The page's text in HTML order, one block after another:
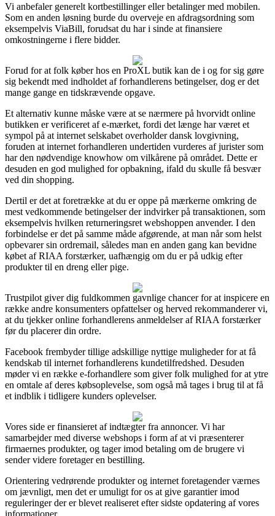
Vi anbefaler generelt kortbestillinger eller betalinger med mobilen.
Som en anden løsning burde du overveje en afdragsordning som
eksempelvis ViaBill, forudsat du har i sinde at finansiere
omkostningerne i flere bidder.
Forud for at folk køber hos en ProXL butik kan de i og for sig gøre
sig bekendt med indholdet af forhandlerens betingelser, dog er det
mange gange en tidskrævende opgave.
Et alternativ kunne måske være at se nærmere på hvorvidt online
butikken er verificeret af e-mærket, fordi det længe har været et
sympol på at internet selskabet overholder dansk lovgivning,
foruden at internet forhandleren undertiden vurderes af jurister som
har den nødvendige knowhow om vilkårene på området. Dette er
desuden en god mulighed for opbakning, ifald du skulle få besvær
ved din shopping.
Dertil er det at foretrække at du er oppe på mærkerne omkring de
mest vedkommende betingelser der indvirker på transaktionen, som
eksempelvis hvilken returneringsret webshoppen anvender. I den
forbindelse er det på samme måde afgørende, at man når som helst
opbevarer sin ordremail, således man en anden gang kan bevidne
købet af RIAA forstærker, uafhængig om du er på udkig efter
produkter til en dreng eller pige.
Trustpilot giver dig fuldkommen gavnlige chancer for at inspicere en
række andre konsumenters opfattelser og herved rekommanderer vi,
at du tjekker online forhandlerens anmeldelser af RIAA forstærker
før du placerer din ordre.
Facebook frembyder tillige adskillige nyttige muligheder for at få
kendskab til internet forhandlerens kundetilfredshed. Desuden
møder vi en række e-forhandlere som giver folk mulighed for at ytre
en omtale af deres købsoplevelse, som også må tages i brug til at få
et indblik i tidligere kunders oplevelser.
Vores side er finansieret af indtægter fra annoncer. Vi har
samarbejder med diverse webshops i form af at vi præsenterer
firmaernes produkter, og tager imod betaling om de brugere vi
sender videre foretager en bestilling.
Orientering vedrørende produkter og internet foretagender værnes
om jævnligt, men det er umuligt for os at give garantier imod
reguleringer der er blevet realiseret efter sidste opdatering af vores
informationer.